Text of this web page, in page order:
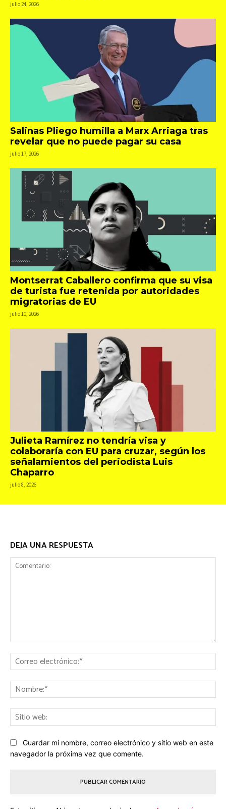
julio 24, 2026
Salinas Pliego humilla a Marx Arriaga tras
revelar que no puede pagar su casa
julio 17, 2026
Montserrat Caballero confirma que su visa
de turista fue retenida por autoridades
migratorias de EU
julio 10, 2026
Julieta Ramírez no tendría visa y
colaboraría con EU para cruzar, según los
señalamientos del periodista Luis
Chaparro
julio 8, 2026
DEJA UNA RESPUESTA
Guardar mi nombre, correo electrónico y sitio web en este
navegador la próxima vez que comente.